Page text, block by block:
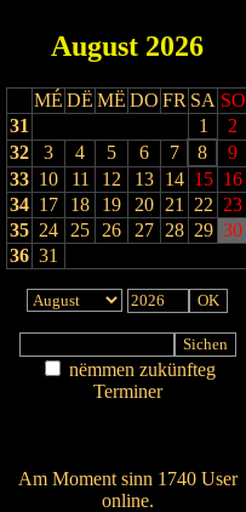
August 2026
MÉ DË MË DO FR SA SO
31
1
2
32
3 4 5 6 7 8
9
33 10 11 12 13 14 15 16
34 17 18 19 20 21 22 23
35 24 25 26 27 28 29 30
36 31
nëmmen zukünfteg
Terminer
Am Moment sinn 1740 User
online.